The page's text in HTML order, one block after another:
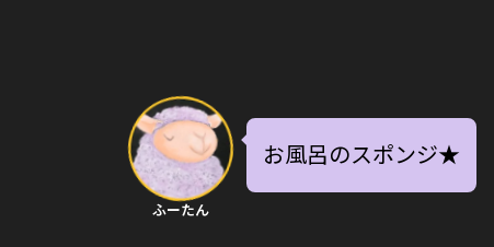
ふーたん
お風呂のスポンジ★